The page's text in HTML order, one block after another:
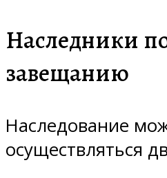
Наследники
завещанию
Наследование
осуществляться